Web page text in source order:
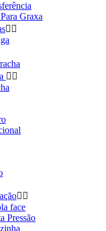
Graxa
 
 
 
face
Pressão